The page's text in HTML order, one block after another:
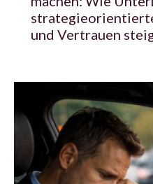
und Vertrauen